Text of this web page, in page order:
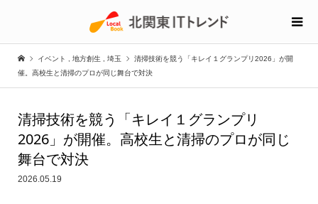
イベント 地方創生 埼玉
清掃技術を競う「キレイ１グランプリ2026」が開
催。高校生と清掃のプロが同じ舞台で対決
清掃技術を競う「キレイ１グランプリ
2026」が開催。高校生と清掃のプロが同じ
舞台で対決
2026.05.19